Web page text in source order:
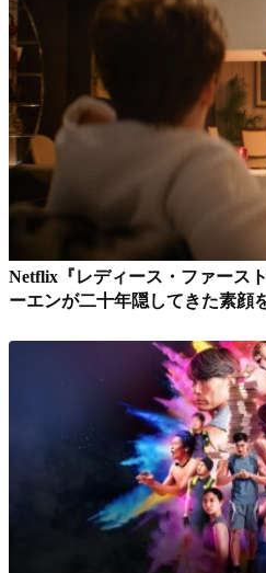
Netflix『レディース・ファース
ーエンが二十年隠してきた素顔